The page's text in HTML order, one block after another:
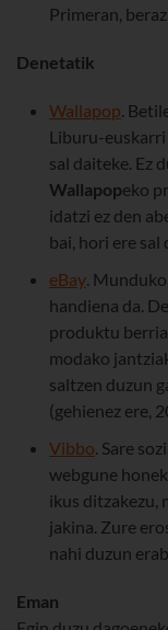
Primeran, beraz.
Denetatik
Wallapop.
Liburu-
sal daiteke. Ez
Wallapopeko
idatzi ez den
bai, hori ere sal
eBay.
handiena da.
produktu
modako
saltzen duzun
(gehienez ere,
Vibbo. Sare
webgune
ikus ditzakezu,
jakina. Zure
nahi duzun
Eman